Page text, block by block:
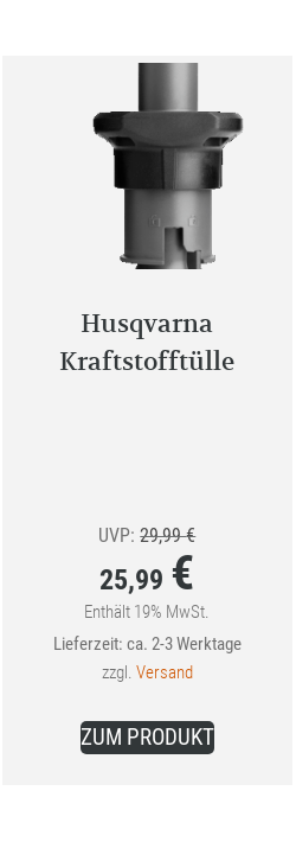
Husqvarna
Kraftstofftülle
UVP: 29,99€Ursprünglicher
war:
29,99 €
25,99 €
Aktueller
Preis
25,99 €.
Enthält 19% MwSt.
Lieferzeit: ca. 2-3 Werktage
zzgl. Versand
ZUM PRODUKT